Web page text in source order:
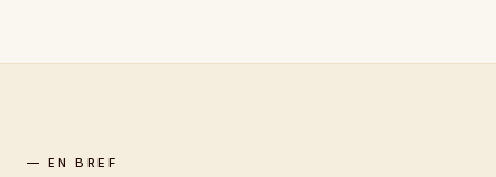
— EN BREF